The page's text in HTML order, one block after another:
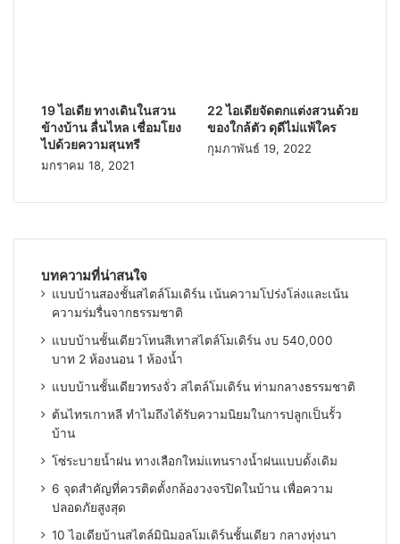
19 ไอเดีย ทางเดินในสวน
ข้างบ้าน ลื่นไหล เชื่อมโยง
ไปด้วยความสุนทรี
มกราคม 18, 2021
22 ไอเดียจัดตกแต่งสวนด้วย
ของใกล้ตัว ดุดีไม่แพ้ใคร
กุมภาพันธ์ 19, 2022
บทความที่น่าสนใจ
แบบบ้านสองชั้นสไตล์โมเดิร์น เน้นความโปร่งโล่งและเน้น
ความร่มรื่นจากธรรมชาติ
แบบบ้านชั้นเดียวโทนสีเทาสไตล์โมเดิร์น งบ 540,000
บาท 2 ห้องนอน 1 ห้องน้ำ
แบบบ้านชั้นเดียวทรงจั่ว สไตล์โมเดิร์น ท่ามกลางธรรมชาติ
ต้นไทรเกาหลี ทำไมถึงได้รับความนิยมในการปลูกเป็นรั้ว
บ้าน
โซ่ระบายน้ำฝน ทางเลือกใหม่แทนรางน้ำฝนแบบดั้งเดิม
6 จุดสำคัญที่ควรติดตั้งกล้องวงจรปิดในบ้าน เพื่อความ
ปลอดภัยสูงสุด
10 ไอเดียบ้านสไตล์มินิมอลโมเดิร์นชั้นเดียว กลางทุ่งนา